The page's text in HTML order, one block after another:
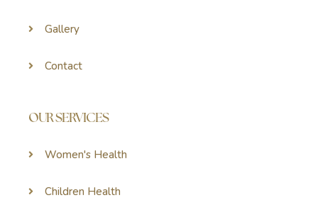
Gallery
Contact
OUR SERVICES
Women's Health
Children Health